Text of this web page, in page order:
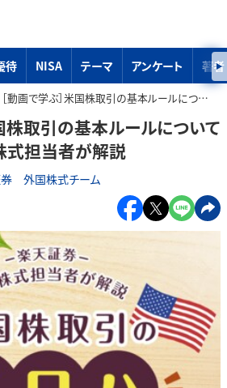
待 NISA テーマ アンケート 著者
［動画で学ぶ］米国株取引の基本ルールについて楽天証券の外国株式担当者が解説
株取引の基本ルールについて
式担当者が解説
外国株式チーム